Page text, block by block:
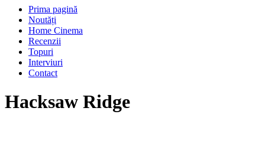
Prima pagină
Noutăți
Home Cinema
Recenzii
Topuri
Interviuri
Contact
Hacksaw Ridge